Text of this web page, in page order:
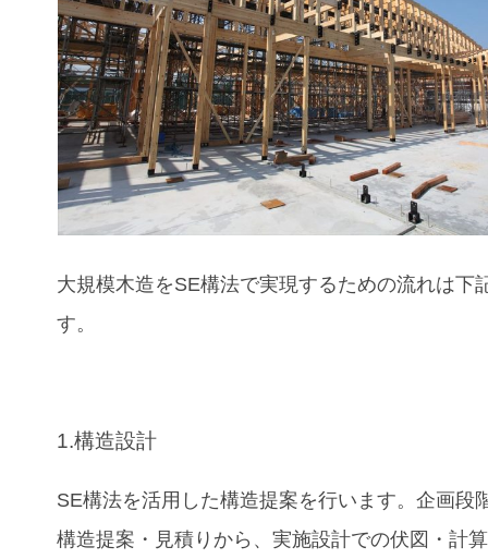
大規模木造をSE構法で実現するための流れは下
す。
1.構造設計
SE構法を活用した構造提案を行います。企画段
構造提案・見積りから、実施設計での伏図・計